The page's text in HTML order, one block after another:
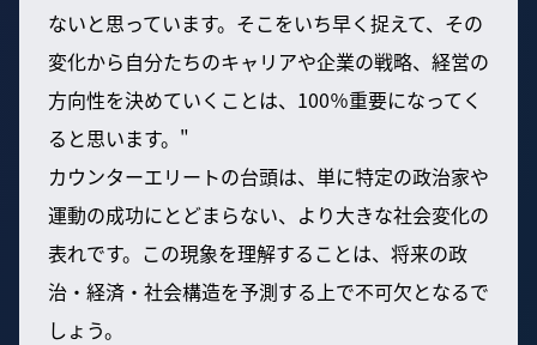
ないと思っています。そこをいち早く捉えて、その
変化から自分たちのキャリアや企業の戦略、経営の
方向性を決めていくことは、100％重要になってく
ると思います。"
カウンターエリートの台頭は、単に特定の政治家や
運動の成功にとどまらない、より大きな社会変化の
表れです。この現象を理解することは、将来の政
治・経済・社会構造を予測する上で不可欠となるで
しょう。